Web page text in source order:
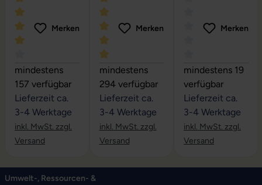
Durchschnittliche Bewertung von 4 von 5 Sternen
Merken
mindestens
157 verfügbar
Lieferzeit ca.
3-4 Werktage
inkl. MwSt. zzgl.
Versand
Durchschnittliche Bewertung von 5
Merken
mindestens
294 verfügbar
Lieferzeit ca.
3-4 Werktage
inkl. MwSt. zzgl.
Versand
Durchschnittliche
Merken
mindestens 19
verfügbar
Lieferzeit ca.
3-4 Werktage
inkl. MwSt. zzgl.
Versand
Umwelt-, Ressourcen- &